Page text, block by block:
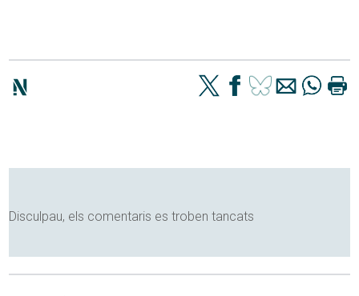
Disculpau, els comentaris es troben tancats